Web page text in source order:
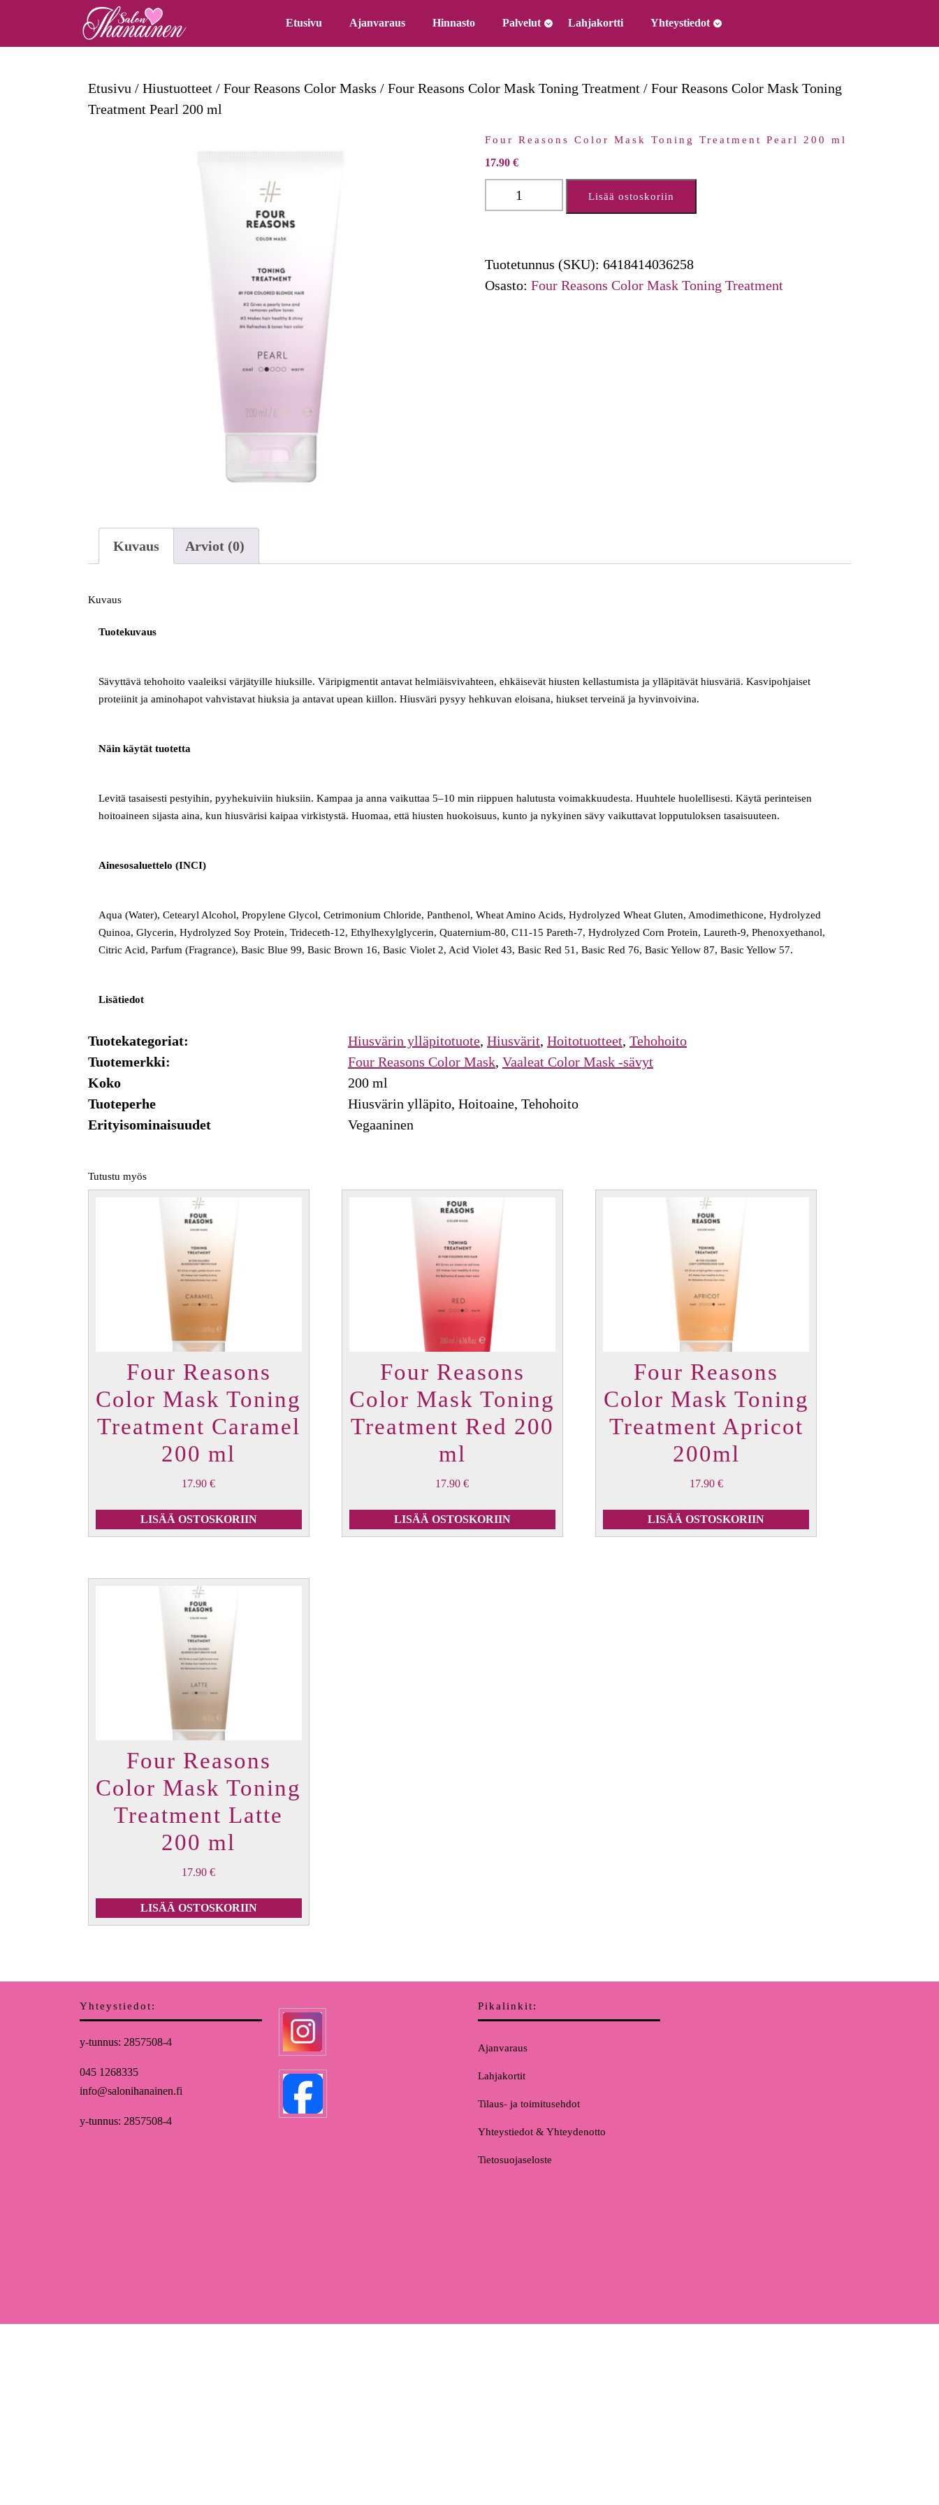
content
Etusivu Ajanvaraus Hinnasto Palvelut Lahjakortti Yhteystiedot
Etusivu / Hiustuotteet / Four Reasons Color Masks / Four Reasons Color Mask Toning Treatment / Four Reasons Color Mask Toning
Treatment Pearl 200 ml
Four Reasons Color Mask Toning Treatment Pearl 200 ml
17.90 €
Reasons
Toning
Treatment
Lisää ostoskoriin
Tuotetunnus (SKU): 6418414036258
Osasto: Four Reasons Color Mask Toning Treatment
Kuvaus Arviot (0)
Kuvaus
Tuotekuvaus
Sävyttävä tehohoito vaaleiksi värjätyille hiuksille. Väripigmentit antavat helmiäisvivahteen, ehkäisevät hiusten kellastumista ja ylläpitävät hiusväriä. Kasvipohjaiset
proteiinit ja aminohapot vahvistavat hiuksia ja antavat upean kiillon. Hiusväri pysyy hehkuvan eloisana, hiukset terveinä ja hyvinvoivina.
Näin käytät tuotetta
Levitä tasaisesti pestyihin, pyyhekuiviin hiuksiin. Kampaa ja anna vaikuttaa 5–10 min riippuen halutusta voimakkuudesta. Huuhtele huolellisesti. Käytä perinteisen
hoitoaineen sijasta aina, kun hiusvärisi kaipaa virkistystä. Huomaa, että hiusten huokoisuus, kunto ja nykyinen sävy vaikuttavat lopputuloksen tasaisuuteen.
Ainesosaluettelo (INCI)
Aqua (Water), Cetearyl Alcohol, Propylene Glycol, Cetrimonium Chloride, Panthenol, Wheat Amino Acids, Hydrolyzed Wheat Gluten, Amodimethicone, Hydrolyzed
Quinoa, Glycerin, Hydrolyzed Soy Protein, Trideceth-12, Ethylhexylglycerin, Quaternium-80, C11-15 Pareth-7, Hydrolyzed Corn Protein, Laureth-9, Phenoxyethanol,
Citric Acid, Parfum (Fragrance), Basic Blue 99, Basic Brown 16, Basic Violet 2, Acid Violet 43, Basic Red 51, Basic Red 76, Basic Yellow 87, Basic Yellow 57.
Lisätiedot
Tuotekategoriat: Hiusvärin ylläpitotuote, Hiusvärit, Hoitotuotteet, Tehohoito
Tuotemerkki:
Four Reasons Color Mask, Vaaleat Color Mask -sävyt
Koko
200 ml
Tuoteperhe
Hiusvärin ylläpito, Hoitoaine, Tehohoito
Erityisominaisuudet
Vegaaninen
Tutustu myös
Four Reasons
Color Mask Toning
Treatment Caramel
200 ml
17.90€
LISÄÄ OSTOSKORIIN
Four Reasons
Color Mask Toning
Treatment Red 200
ml
17.90€
LISÄÄ OSTOSKORIIN
Four Reasons
Color Mask Toning
Treatment Apricot
200ml
17.90 €
LISÄÄ OSTOSKORIIN
Four Reasons
Color Mask Toning
Treatment Latte
200 ml
17.90€
LISÄÄ OSTOSKORIIN
Yhteystiedot:
y-tunnus: 2857508-4
045 1268335
info@salonihanainen.fi
y-tunnus: 2857508-4
Pikalinkit:
Ajanvaraus
Lahjakortit
Tilaus- ja toimitusehdot
Yhteystiedot & Yhteydenotto
Tietosuojaseloste